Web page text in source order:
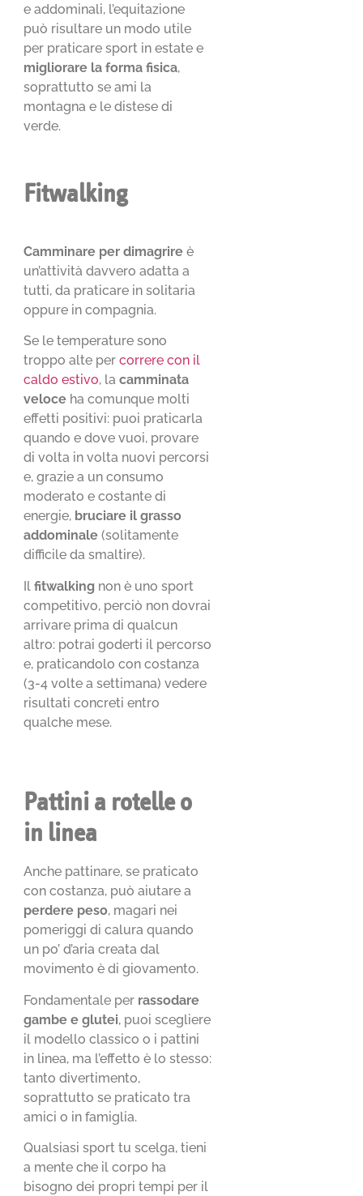
e addominali, l’equitazione
può risultare un modo utile
per praticare sport in estate e
migliorare la forma fisica,
soprattutto se ami la
montagna e le distese di
verde.
Fitwalking
Camminare per dimagrire è
un’attività davvero adatta a
tutti, da praticare in solitaria
oppure in compagnia.
Se le temperature sono
troppo alte percorrere con il
caldo estivo, lacamminata
veloce ha comunque molti
effetti positivi: puoi praticarla
quando e dove vuoi, provare
di volta in volta nuovi percorsi
e, grazie a un consumo
moderato e costante di
energie, bruciare il grasso
addominale (solitamente
difficile da smaltire).
Ilfitwalking non è uno sport
competitivo, perciò non dovrai
arrivare prima di qualcun
altro: potrai goderti il percorso
e, praticandolo con costanza
(3-4 volte a settimana) vedere
risultati concreti entro
qualche mese.
Pattini a rotelle o
in linea
Anche pattinare, se praticato
con costanza, può aiutare a
perdere peso, magari nei
pomeriggi di calura quando
un po’ d’aria creata dal
movimento è di giovamento.
Fondamentale per rassodare
gambe e glutei, puoi scegliere
il modello classico o i pattini
in linea, ma l’effetto è lo stesso:
tanto divertimento,
soprattutto se praticato tra
amici o in famiglia.
Qualsiasi sport tu scelga, tieni
a mente che il corpo ha
bisogno dei propri tempi per il